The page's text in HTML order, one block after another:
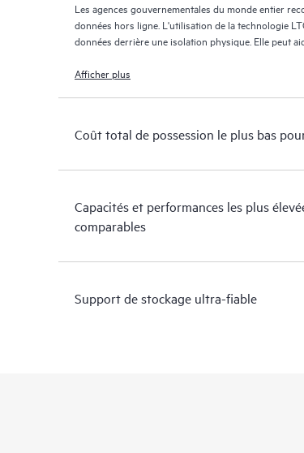
Les agences gouvernementales du monde entier
données hors ligne. L'utilisation de la technologie
données derrière une isolation physique. Elle peut
Afficher plus
Coût total de possession le plus bas
Capacités et performances les plus
comparables
Support de stockage ultra-fiable